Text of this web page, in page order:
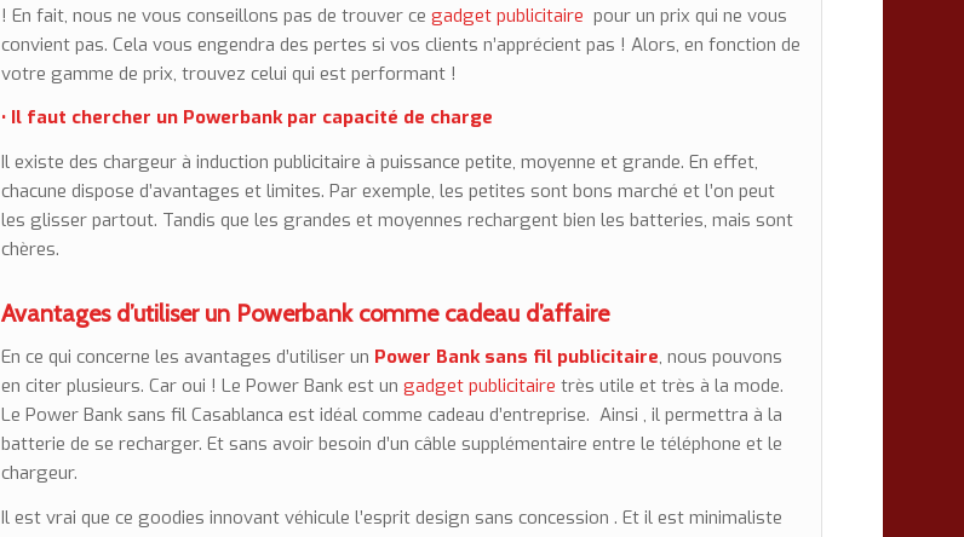
! En fait, nous ne vous conseillons pas de trouver cegadget publicitaire pour un prix qui ne vous
convient pas. Cela vous engendra des pertes si vos clients n’apprécient pas ! Alors, en fonction de
votre gamme de prix, trouvez celui qui est performant !
• Il faut chercher un Powerbank par capacité de charge
Il existe des chargeur à induction publicitaire à puissance petite, moyenne et grande. En effet,
chacune dispose d’avantages et limites. Par exemple, les petites sont bons marché et l’on peut
les glisser partout. Tandis que les grandes et moyennes rechargent bien les batteries, mais sont
chères.
Avantages d’utiliser un Powerbank comme cadeau d’affaire
En ce qui concerne les avantages d’utiliser un Power Bank sans fil publicitaire, nous pouvons
en citer plusieurs. Car oui ! Le Power Bank est ungadget publicitaire très utile et très à la mode.
Le Power Bank sans fil Casablanca est idéal commecadeau d’entreprise. Ainsi , il permettra à la
batterie de se recharger. Et sans avoir besoin d’un câble supplémentaire entre le téléphone et le
chargeur.
Il est vrai que ce goodies innovant véhicule l’esprit design sans concession . Et il est minimaliste